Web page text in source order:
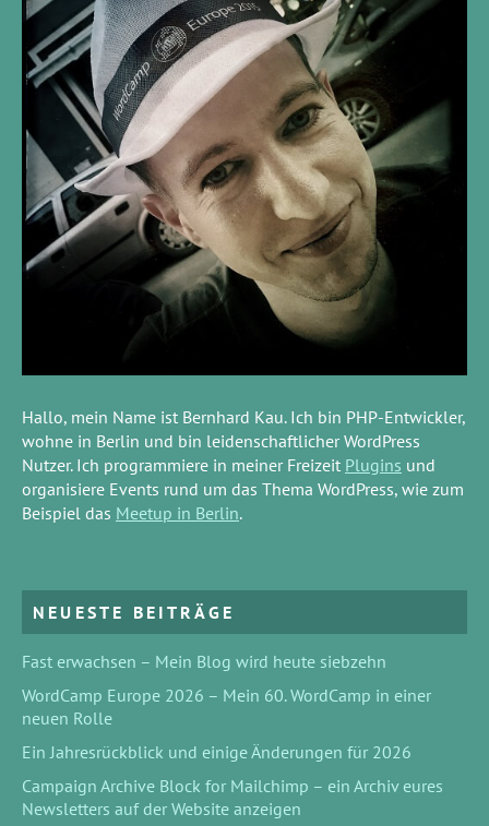
Hallo, mein Name ist Bernhard Kau. Ich bin PHP-Entwickler,
wohne in Berlin und bin leidenschaftlicher WordPress
Nutzer. Ich programmiere in meiner Freizeit Plugins und
organisiere Events rund um das Thema WordPress, wie zum
Beispiel das Meetup in Berlin.
NEUESTE BEITRÄGE
Fast erwachsen – Mein Blog wird heute siebzehn
WordCamp Europe 2026 – Mein 60. WordCamp in einer
neuen Rolle
Ein Jahresrückblick und einige Änderungen für 2026
Campaign Archive Block for Mailchimp – ein Archiv eures
Newsletters auf der Website anzeigen